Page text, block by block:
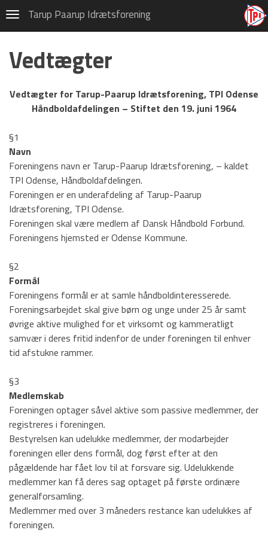
NavigationTarup Paarup Idrætsforening
Håndbold
Indmeldelse
Om TPI Håndbold
Ungdomsudvalget
Sponsorudvalget
Materialeudvalget
Stævneudvalget
Historie
Politikker (GDPR)
Trænere i TPI Håndbold
Træningstider
Børne- og ungdom
Herre Senior
Sponsorer
Events
Kontakt
HOVEDMENU
Hovedafdeling
Vedtægter
Vedtægter for Tarup-Paarup Idrætsforening, TPI Odense
Håndboldafdelingen – Stiftet den 19. juni 1964
§1
Navn
Foreningens navn er Tarup-Paarup Idrætsforening, – kaldet
TPI Odense, Håndboldafdelingen.
Foreningen er en underafdeling af Tarup-Paarup
Idrætsforening, TPI Odense.
Foreningen skal være medlem af Dansk Håndbold Forbund.
Foreningens hjemsted er Odense Kommune.
§2
Formål
Foreningens formål er at samle håndboldinteresserede.
Foreningsarbejdet skal give børn og unge under 25 år samt
øvrige aktive mulighed for et virksomt og kammeratligt
samvær i deres fritid indenfor de under foreningen til enhver
tid afstukne rammer.
§3
Medlemskab
Foreningen optager såvel aktive som passive medlemmer, der
registreres i foreningen.
Bestyrelsen kan udelukke medlemmer, der modarbejder
foreningen eller dens formål, dog først efter at den
pågældende har fået lov til at forsvare sig. Udelukkende
medlemmer kan få deres sag optaget på første ordinære
generalforsamling.
Medlemmer med over 3 måneders restance kan udelukkes af
foreningen.